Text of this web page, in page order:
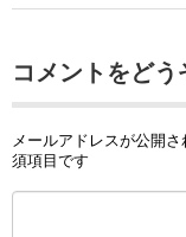
コメントをどう
メールアドレスが公開さ
須項目です